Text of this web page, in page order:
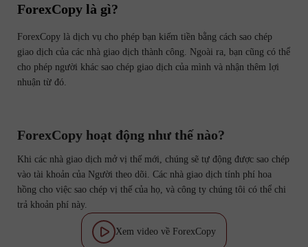
ForexCopy là gì?
ForexCopy là dịch vụ cho phép bạn kiếm tiền bằng cách sao chép
giao dịch của các nhà giao dịch thành công. Ngoài ra, bạn cũng có thể
cho phép người khác sao chép giao dịch của mình và nhận thêm lợi
nhuận từ đó.
ForexCopy hoạt động như thế nào?
Khi các nhà giao dịch mở vị thế mới, chúng sẽ tự động được sao chép
vào tài khoản của Người theo dõi. Các nhà giao dịch tính phí hoa
hồng cho việc sao chép vị thế của họ, và công ty chúng tôi có thể chi
trả khoản phí này.
Xem video về ForexCopy